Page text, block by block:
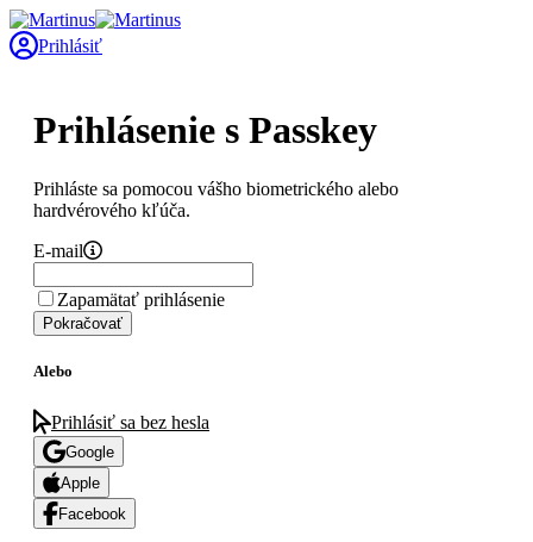
Prihlásiť
Prihlásenie s Passkey
Prihláste sa pomocou vášho biometrického alebo
hardvérového kľúča.
E-mail
Zapamätať prihlásenie
Pokračovať
Alebo
Prihlásiť sa bez hesla
Google
Apple
Facebook